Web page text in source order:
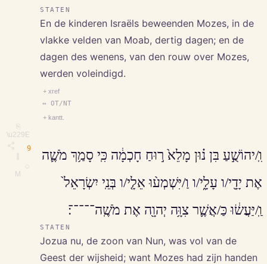
⎘
\u229E
M
STATEN
En de kinderen Israëls beweenden Mozes, in de
vlakke velden van Moab, dertig dagen; en de
dagen des wenens, van den rouw over Mozes,
werden voleindigd.
+ xref
↔ OT/NT
+ kantt.
9
וִֽ/יהוֹשֻׁ֣עַ בִּן נ֗וּן מָלֵא֙ ר֣וּחַ חָכְמָ֔ה כִּֽי סָמַ֥ךְ מֹשֶׁ֛ה
אֶת יָדָ֖י/ו עָלָ֑י/ו וַ/יִּשְׁמְע֨וּ אֵלָ֤י/ו בְּנֵֽי יִשְׂרָאֵל֙
וַֽ/יַּעֲשׂ֔וּ כַּ/אֲשֶׁ֛ר צִוָּ֥ה יְהוָ֖ה אֶת מֹשֶֽׁה־־־־־׃
STATEN
Jozua nu, de zoon van Nun, was vol van de
Geest der wijsheid; want Mozes had zijn handen